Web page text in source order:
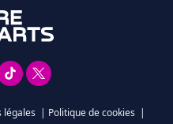
légales | Politique de cookies |